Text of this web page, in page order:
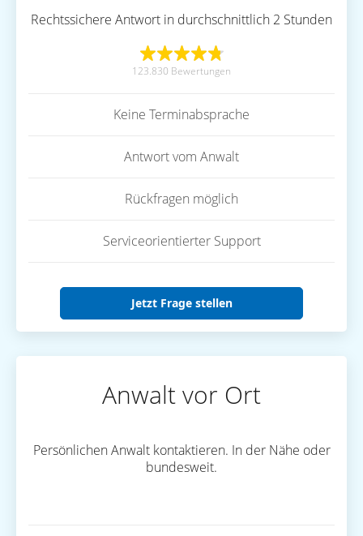
Rechtssichere Antwort in durchschnittlich 2 Stunden
123.830 Bewertungen
Keine Terminabsprache
Antwort vom Anwalt
Rückfragen möglich
Serviceorientierter Support
Jetzt Frage stellen
Anwalt vor Ort
Persönlichen Anwalt kontaktieren. In der Nähe oder
bundesweit.